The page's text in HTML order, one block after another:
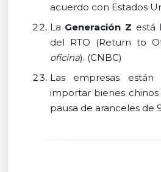
acuerdo con Estados
La Generación Z está
del RTO (Return to
oficina). (CNBC)
Las empresas están
importar bienes
pausa de aranceles de